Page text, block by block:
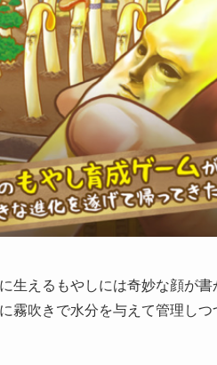
生えるもやしには奇妙な顔が
霧吹きで水分を与えて管理し